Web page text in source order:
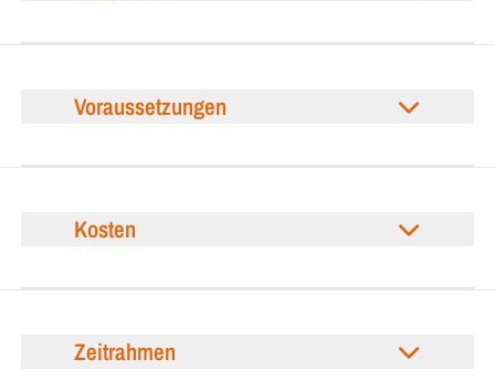
Voraussetzungen
Kosten
Zeitrahmen